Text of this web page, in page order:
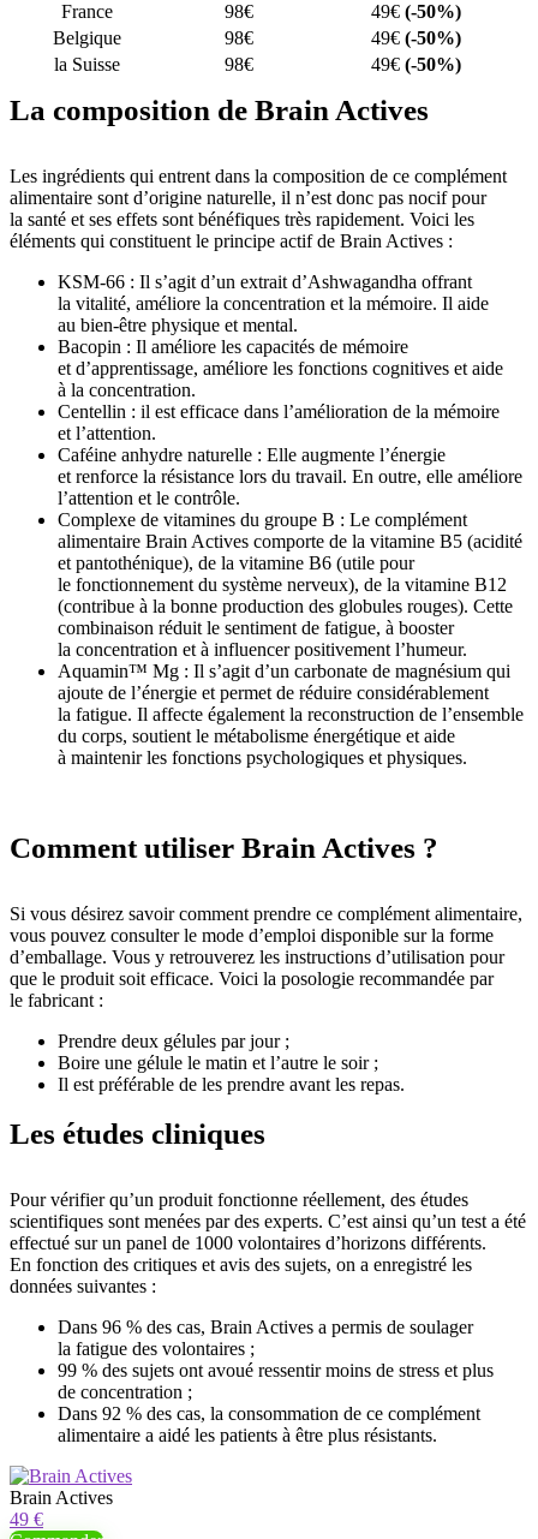
France 98€ 49€ (-50%)
Belgique
98€ 49€ (-50%)
la Suisse
98€ 49€ (-50%)
La composition de Brain Actives
Les ingrédients qui entrent dans la composition de ce complément
alimentaire sont d’origine naturelle, il n’est donc pas nocif pour
la santé et ses effets sont bénéfiques très rapidement. Voici les
éléments qui constituent le principe actif de Brain Actives :
KSM-66 : Il s’agit d’un extrait d’Ashwagandha offrant
la vitalité, améliore la concentration et la mémoire. Il aide
au bien-être physique et mental.
Bacopin : Il améliore les capacités de mémoire
et d’apprentissage, améliore les fonctions cognitives et aide
à la concentration.
Centellin : il est efficace dans l’amélioration de la mémoire
et l’attention.
Caféine anhydre naturelle : Elle augmente l’énergie
et renforce la résistance lors du travail. En outre, elle améliore
l’attention et le contrôle.
Complexe de vitamines du groupe B : Le complément
alimentaire Brain Actives comporte de la vitamine B5 (acidité
et pantothénique), de la vitamine B6 (utile pour
le fonctionnement du système nerveux), de la vitamine B12
(contribue à la bonne production des globules rouges). Cette
combinaison réduit le sentiment de fatigue, à booster
la concentration et à influencer positivement l’humeur.
Aquamin™ Mg : Il s’agit d’un carbonate de magnésium qui
ajoute de l’énergie et permet de réduire considérablement
la fatigue. Il affecte également la reconstruction de l’ensemble
du corps, soutient le métabolisme énergétique et aide
à maintenir les fonctions psychologiques et physiques.
Comment utiliser Brain Actives ?
Si vous désirez savoir comment prendre ce complément alimentaire,
vous pouvez consulter le mode d’emploi disponible sur la forme
d’emballage. Vous y retrouverez les instructions d’utilisation pour
que le produit soit efficace. Voici la posologie recommandée par
le fabricant :
Prendre deux gélules par jour ;
Boire une gélule le matin et l’autre le soir ;
Il est préférable de les prendre avant les repas.
Les études cliniques
Pour vérifier qu’un produit fonctionne réellement, des études
scientifiques sont menées par des experts. C’est ainsi qu’un test a été
effectué sur un panel de 1000 volontaires d’horizons différents.
En fonction des critiques et avis des sujets, on a enregistré les
données suivantes :
Dans 96 % des cas, Brain Actives a permis de soulager
la fatigue des volontaires ;
99 % des sujets ont avoué ressentir moins de stress et plus
de concentration ;
Dans 92 % des cas, la consommation de ce complément
alimentaire a aidé les patients à être plus résistants.
Brain Actives
49 €